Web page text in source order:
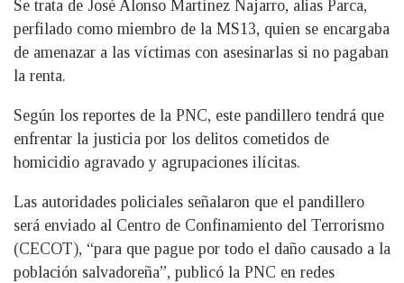
Se trata de José Alonso Martínez Najarro, alias Parca,
perfilado como miembro de la MS13, quien se encargaba
de amenazar a las víctimas con asesinarlas si no pagaban
la renta.
Según los reportes de la PNC, este pandillero tendrá que
enfrentar la justicia por los delitos cometidos de
homicidio agravado y agrupaciones ilícitas.
Las autoridades policiales señalaron que el pandillero
será enviado al Centro de Confinamiento del Terrorismo
(CECOT), “para que pague por todo el daño causado a la
población salvadoreña”, publicó la PNC en redes